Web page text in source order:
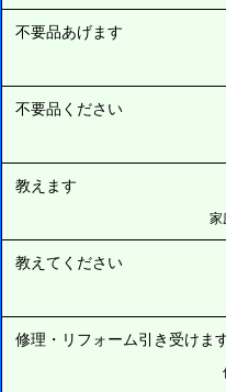
不要品あげます
不要品ください
教えます
家
教えてください
修理・リフォーム引き受けま